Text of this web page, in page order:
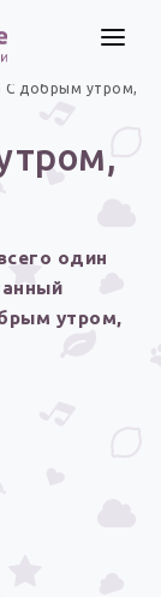
один
утром,
С добрым утром,